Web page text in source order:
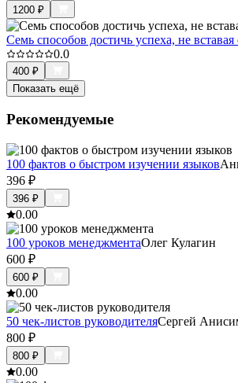
1200 ₽
Семь способов достичь успеха, не вставая
0.0
400 ₽
Показать ещё
Рекомендуемые
100 фактов о быстром изучении языков
396 ₽
396 ₽
0.00
100 уроков менеджментаОлег Кулагин
600 ₽
600 ₽
0.00
50 чек-листов руководителяСергей
800 ₽
800 ₽
0.00